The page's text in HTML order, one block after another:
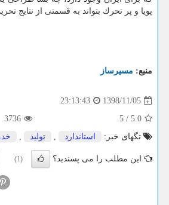
پویا و پر تحرك بتواند به قسمتی از نتایج
منبع: مسیرساز
1398/11/05
23:13:43
5.0
/
5
3736
تگهای خبر:
استاندارد , تولید ,
این مطلب را می پسندید؟ (1)